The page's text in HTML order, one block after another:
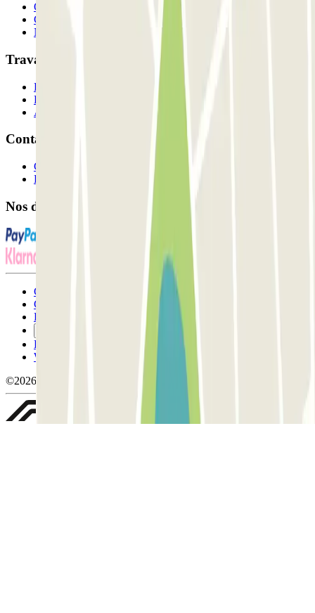
Qui sommes-nous ?
Comment ça marche?
Nos parkings
Travaillons ensemble?
Professionnels
Fournisseur de parking
Affiliés
Contact
Contactez-nous
FAQ
Nos différents modes de paiement:
Conditions générales d'utilisation et contrat
Conditions d'annulation
Politique relative aux cookies
Politique de confidentialité
Whistleblowing
©2026 Parclick. Tous droits réservés